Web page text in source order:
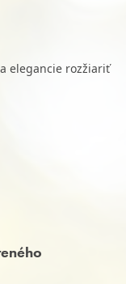
elegancie rozžiariť